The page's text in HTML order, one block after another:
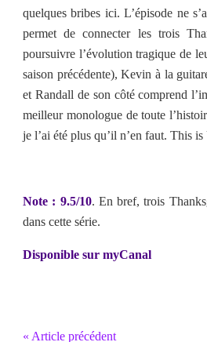
quelques bribes ici. L’épisode ne
permet de connecter les trois
poursuivre l’évolution tragique de
saison précédente), Kevin à la
et Randall de son côté comprend
meilleur monologue de toute
je l’ai été plus qu’il n’en faut. This
Note : 9.5/10. En bref, trois
dans cette série.
Disponible sur myCanal
« Article précédent